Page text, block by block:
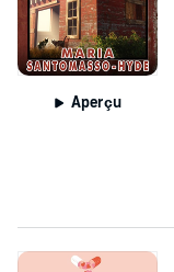
Aperçu